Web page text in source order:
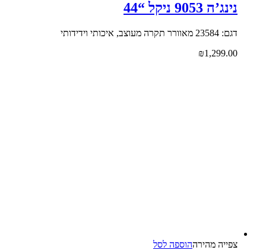
נינג’ה 9053 ניקל “44
דגם: 23584 מאוורר תקרה מעוצב, איכותי וידידותי
₪1,299.00
צפייה‬ ‫מהירה‬הוספה לסל